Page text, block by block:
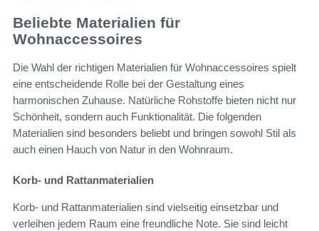
Beliebte Materialien für
Wohnaccessoires
Die Wahl der richtigen Materialien für Wohnaccessoires spielt
eine entscheidende Rolle bei der Gestaltung eines
harmonischen Zuhause. Natürliche Rohstoffe bieten nicht nur
Schönheit, sondern auch Funktionalität. Die folgenden
Materialien sind besonders beliebt und bringen sowohl Stil als
auch einen Hauch von Natur in den Wohnraum.
Korb- und Rattanmaterialien
Korb- und Rattanmaterialien sind vielseitig einsetzbar und
verleihen jedem Raum eine freundliche Note. Sie sind leicht